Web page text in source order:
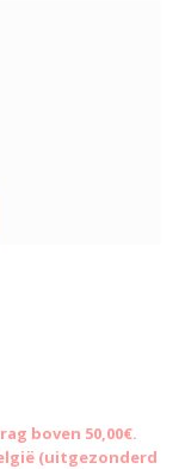
boven 50,00€.
(uitgezonderd